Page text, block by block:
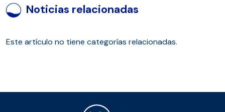
Noticias relacionadas
Este artículo no tiene categorías relacionadas.